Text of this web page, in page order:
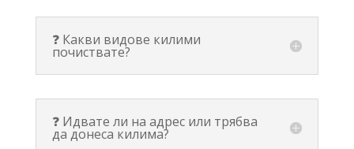
❓ Какви видове килими
почиствате?
❓ Идвате ли на адрес или трябва
да донеса килима?